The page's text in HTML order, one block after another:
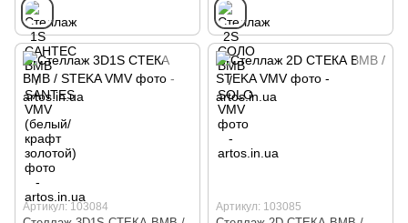
Артикул: 103084 Артикул: 103085